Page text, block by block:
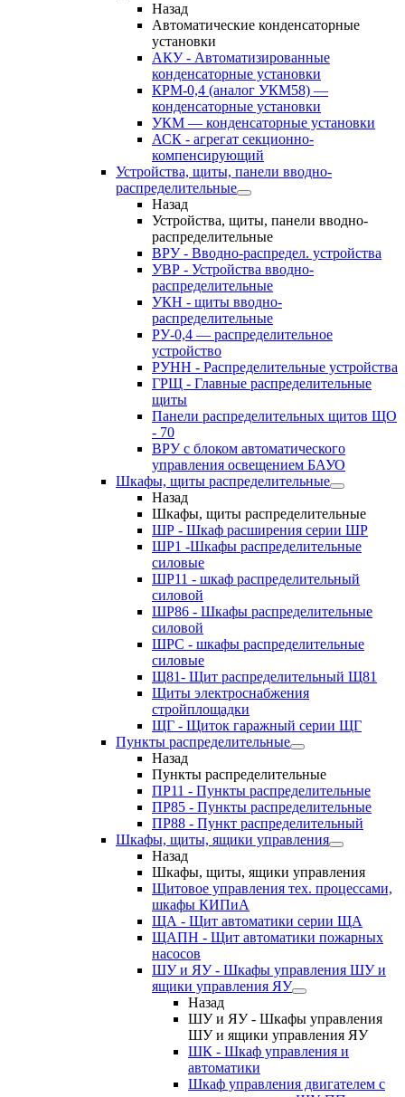
Назад
Автоматические конденсаторные
установки
АКУ - Автоматизированные
конденсаторные установки
КРМ-0,4 (аналог УКМ58) —
конденсаторные установки
УКМ — конденсаторные установки
АСК - агрегат секционно-
компенсирующий
Устройства, щиты, панели вводно-
распределительные
Назад
Устройства, щиты, панели вводно-
распределительные
ВРУ - Вводно-распредел. устройства
УВР - Устройства вводно-
распределительные
УКН - щиты вводно-
распределительные
РУ-0,4 — распределительное
устройство
РУНН - Распределительные устройства
ГРЩ - Главные распределительные
щиты
Панели распределительных щитов ЩО
- 70
ВРУ с блоком автоматического
управления освещением БАУО
Шкафы, щиты распределительные
Назад
Шкафы, щиты распределительные
ШР - Шкаф расширения серии ШР
ШР1 -Шкафы распределительные
силовые
ШР11 - шкаф распределительный
силовой
ШР86 - Шкафы распределительные
силовой
ШРС - шкафы распределительные
силовые
Щ81- Щит распределительный Щ81
Щиты электроснабжения
стройплощадки
ЩГ - Щиток гаражный серии ЩГ
Пункты распределительные
Назад
Пункты распределительные
ПР11 - Пункты распределительные
ПР85 - Пункты распределительные
ПР88 - Пункт распределительный
Шкафы, щиты, ящики управления
Назад
Шкафы, щиты, ящики управления
Щитовое управления тех. процессами,
шкафы КИПиА
ЩА - Щит автоматики серии ЩА
ЩАПН - Щит автоматики пожарных
насосов
ШУ и ЯУ - Шкафы управления ШУ и
ящики управления ЯУ
Назад
ШУ и ЯУ - Шкафы управления
ШУ и ящики управления ЯУ
ШК - Шкаф управления и
автоматики
Шкаф управления двигателем с